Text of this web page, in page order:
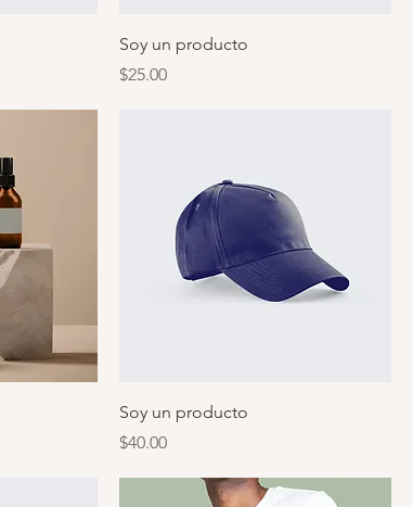
Soy un producto
Precio
$25.00
Soy un producto
Precio
$40.00